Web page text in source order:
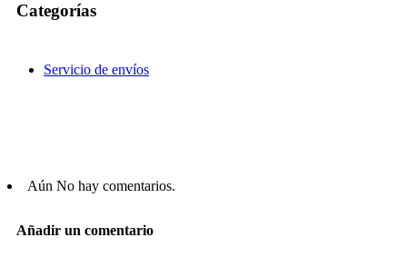
Categorías
Servicio de envíos
Aún No hay comentarios.
Añadir un comentario